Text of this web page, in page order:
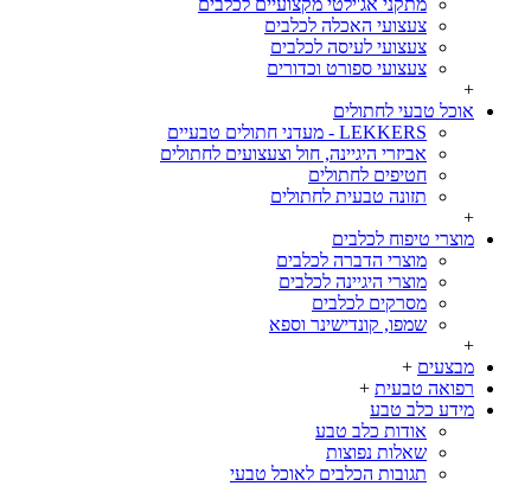
מתקני אג'ילטי מקצועיים לכלבים
צעצועי האכלה לכלבים
צעצועי לעיסה לכלבים
צעצועי ספורט וכדורים
+
אוכל טבעי לחתולים
LEKKERS - מעדני חתולים טבעיים
אביזרי היגיינה, חול וצעצועים לחתולים
חטיפים לחתולים
תזונה טבעית לחתולים
+
מוצרי טיפוח לכלבים
מוצרי הדברה לכלבים
מוצרי היגיינה לכלבים
מסרקים לכלבים
שמפו, קונדישינר וספא
+
מבצעים +
רפואה טבעית +
מידע כלב טבע
אודות כלב טבע
שאלות נפוצות
תגובות הכלבים לאוכל טבעי